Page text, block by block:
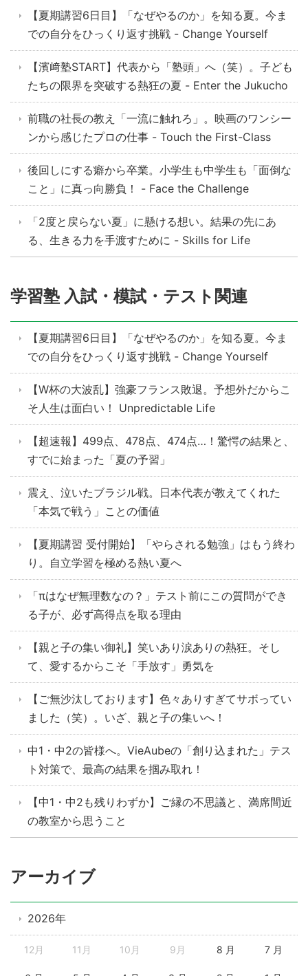
【夏期講習6日目】「なぜやるのか」を知る夏。今ま
での自分をひっくり返す挑戦 - Change Yourself
【濱﨑塾START】代表から「塾頭」へ（笑）。子ども
たちの限界を突破する熱狂の夏 - Enter the Jukucho
前職の社長の教え「一流に触れろ」。映画のワンシー
ンから感じたプロの仕事 - Touch the First-Class
後回しにする癖から卒業。小学生も中学生も「面倒な
こと」に真っ向勝負！ - Face the Challenge
「2度と戻らない夏」に懸ける想い。結果の先にあ
る、生きる力を手渡すために - Skills for Life
学習塾 入試・模試・テスト関連
【夏期講習6日目】「なぜやるのか」を知る夏。今ま
での自分をひっくり返す挑戦 - Change Yourself
【W杯の大波乱】強豪フランス敗退。予想外だからこ
そ人生は面白い！ Unpredictable Life
【超速報】499点、478点、474点…！驚愕の結果と、
すでに始まった「夏の予習」
震え、泣いたブラジル戦。日本代表が教えてくれた
「本気で戦う」ことの価値
【夏期講習 受付開始】「やらされる勉強」はもう終わ
り。自立学習を極める熱い夏へ
「πはなぜ無理数なの？」テスト前にこの質問ができ
る子が、必ず高得点を取る理由
【親と子の集い御礼】笑いあり涙ありの熱狂。そし
て、愛するからこそ「手放す」勇気を
【ご無沙汰しております】色々ありすぎてサボってい
ました（笑）。いざ、親と子の集いへ！
中1・中2の皆様へ。VieAubeの「創り込まれた」テス
ト対策で、最高の結果を掴み取れ！
【中1・中2も残りわずか】ご縁の不思議と、満席間近
の教室から思うこと
アーカイブ
2026年
12月 11月 10月 9月 8 月 7 月